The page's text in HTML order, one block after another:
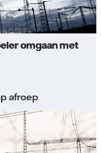
omgaan met
afroep